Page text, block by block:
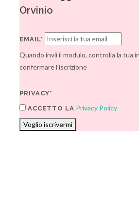
Orvinio
EMAIL*
Quando invii il modulo, controlla la tua
confermare l'iscrizione
PRIVACY*
ACCETTO LA Privacy Policy
Voglio iscrivermi